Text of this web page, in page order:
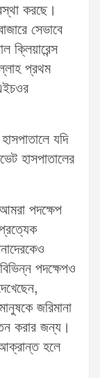
করছে।
সেভাবে
ক্লিয়ারেন্স
প্রথম
যদি
হাসপাতালের
পদক্ষেপ
পদক্ষেপও
জরিমানা
করার জন্য।
হলে